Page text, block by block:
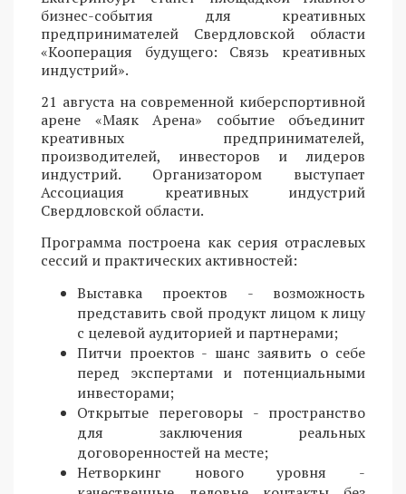
бизнес-события для креативных
предпринимателей Свердловской области
«Кооперация будущего: Связь креативных
индустрий».
21 августа на современной киберспортивной
арене «Маяк Арена» событие объединит
креативных предпринимателей,
производителей, инвесторов и лидеров
индустрий. Организатором выступает
Ассоциация креативных индустрий
Свердловской области.
Программа построена как серия отраслевых
сессий и практических активностей:
Выставка проектов - возможность
представить свой продукт лицом к лицу
с целевой аудиторией и партнерами;
Питчи проектов - шанс заявить о себе
перед экспертами и потенциальными
инвесторами;
Открытые переговоры - пространство
для заключения реальных
договоренностей на месте;
Нетворкинг нового уровня -